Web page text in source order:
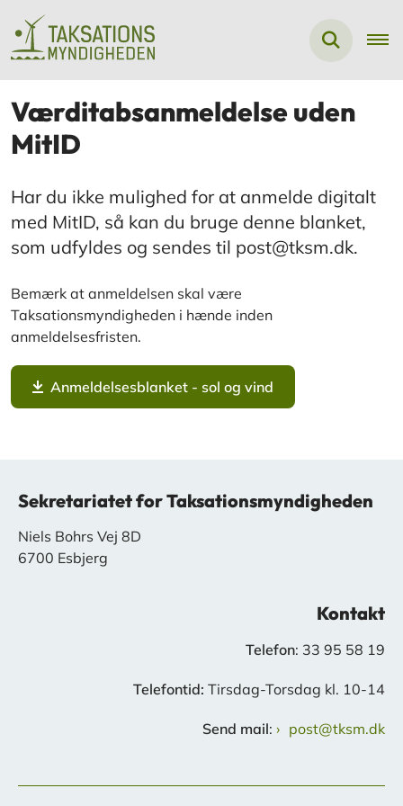
Værditabsanmeldelse uden
MitID
Har du ikke mulighed for at anmelde digitalt
med MitID, så kan du bruge denne blanket,
som udfyldes og sendes til post@tksm.dk.
Bemærk at anmeldelsen skal være
Taksationsmyndigheden i hænde inden
anmeldelsesfristen.
Anmeldelsesblanket - sol og vind
Sekretariatet for Taksationsmyndigheden
Niels Bohrs Vej 8D
6700 Esbjerg
Kontakt
Telefon: 33 95 58 19
Telefontid: Tirsdag-Torsdag kl. 10-14
Send mail: post@tksm.dk